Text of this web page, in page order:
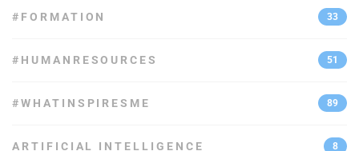
#FORMATION 33
#HUMANRESOURCES 51
#WHATINSPIRESME 89
ARTIFICIAL INTELLIGENCE 8